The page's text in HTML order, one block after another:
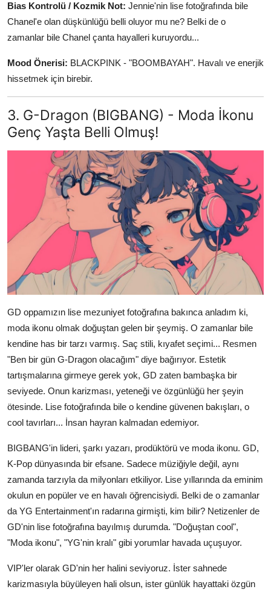
Bias Kontrolü / Kozmik Not: Jennie'nin lise fotoğrafında bile
Chanel'e olan düşkünlüğü belli oluyor mu ne? Belki de o
zamanlar bile Chanel çanta hayalleri kuruyordu...
Mood Önerisi: BLACKPINK - "BOOMBAYAH". Havalı ve enerjik
hissetmek için birebir.
3. G-Dragon (BIGBANG) - Moda İkonu
Genç Yaşta Belli Olmuş!
GD oppamızın lise mezuniyet fotoğrafına bakınca anladım ki,
moda ikonu olmak doğuştan gelen bir şeymiş. O zamanlar bile
kendine has bir tarzı varmış. Saç stili, kıyafet seçimi... Resmen
"Ben bir gün G-Dragon olacağım" diye bağırıyor. Estetik
tartışmalarına girmeye gerek yok, GD zaten bambaşka bir
seviyede. Onun karizması, yeteneği ve özgünlüğü her şeyin
ötesinde. Lise fotoğrafında bile o kendine güvenen bakışları, o
cool tavırları... İnsan hayran kalmadan edemiyor.
BIGBANG'in lideri, şarkı yazarı, prodüktörü ve moda ikonu. GD,
K-Pop dünyasında bir efsane. Sadece müziğiyle değil, aynı
zamanda tarzıyla da milyonları etkiliyor. Lise yıllarında da eminim
okulun en popüler ve en havalı öğrencisiydi. Belki de o zamanlar
da YG Entertainment'ın radarına girmişti, kim bilir? Netizenler de
GD'nin lise fotoğrafına bayılmış durumda. "Doğuştan cool",
"Moda ikonu", "YG'nin kralı" gibi yorumlar havada uçuşuyor.
VIP'ler olarak GD'nin her halini seviyoruz. İster sahnede
karizmasıyla büyüleyen hali olsun, ister günlük hayattaki özgün